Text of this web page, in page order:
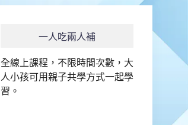
一人吃兩人補
全線上課程，不限時間次數，大
人小孩可用親子共學方式一起學
習。